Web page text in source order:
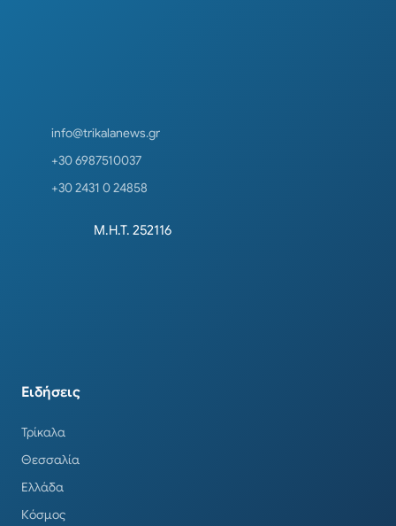
info@trikalanews.gr
+30 6987510037
+30 2431 0 24858
Μ.Η.Τ. 252116
Ειδήσεις
Τρίκαλα
Θεσσαλία
Ελλάδα
Κόσμος